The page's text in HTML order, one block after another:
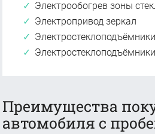
Электрообогрев зоны
Электропривод зеркал
Преимущества
автомобиля с